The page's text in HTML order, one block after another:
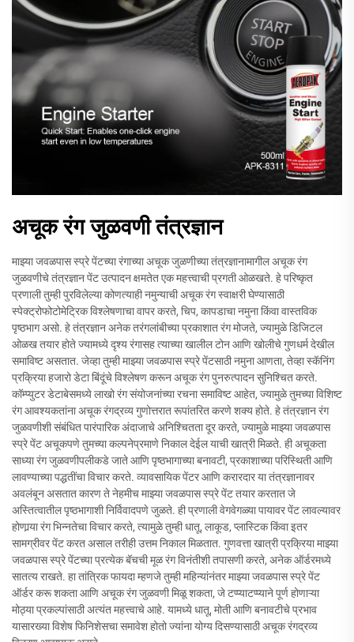
अचूक रंग जुळवणी तंत्रज्ञान
माझ्या जवळपास स्प्रे पेंटच्या रंगाच्या अचूक जुळणीच्या तंत्रज्ञानामागील अचूक रंग
जुळवणीचे तंत्रज्ञान पेंट उत्पादन क्षमतेत एक महत्त्वाची प्रगती ओळखते. हे परिष्कृत
प्रणाली तुम्ही पुरविलेल्या कोणत्याही नमुन्याची अचूक रंग स्वाक्षरी घेण्यासाठी
स्पेक्ट्रोफोटोमेट्रिक विश्लेषणाचा वापर करते, चिप, कापडाचा नमुना किंवा वास्तविक
पृष्ठभाग असो. हे तंत्रज्ञान अनेक तरंगलांबीच्या प्रकाशात रंग मोजते, ज्यामुळे डिजिटल
ओळख तयार होते ज्यामध्ये दृश्य रंगासह त्याच्या खालील टोन आणि खोलीचे गुणधर्म देखील
समाविष्ट असतात. जेव्हा तुम्ही माझ्या जवळपास स्प्रे पेंटसाठी नमुना आणता, तेव्हा स्कॅनिंग
प्रक्रिया हजारो डेटा बिंदूंचे विश्लेषण करून अचूक रंग पुनरुत्पादन सुनिश्चित करते.
कॉम्प्युटर डेटाबेसमध्ये लाखो रंग संयोजनांच्या रचना समाविष्ट आहेत, ज्यामुळे तुमच्या विशिष्ट
रंग आवश्यकतांना अचूक रंगद्रव्य गुणोत्तरात रूपांतरित करणे शक्य होते. हे तंत्रज्ञान रंग
जुळवणीशी संबंधित पारंपारिक अंदाजाचे अनिश्चितता दूर करते, ज्यामुळे माझ्या जवळपास
स्प्रे पेंट अचूकपणे तुमच्या कल्पनेप्रमाणे निकाल देईल याची खात्री मिळते. ही अचूकता
साध्या रंग जुळवणीपलीकडे जाते आणि पृष्ठभागाच्या बनावटी, प्रकाशाच्या परिस्थिती आणि
लावण्याच्या पद्धतींचा विचार करते. व्यावसायिक पेंटर आणि करारदार या तंत्रज्ञानावर
अवलंबून असतात कारण ते नेहमीच माझ्या जवळपास स्प्रे पेंट तयार करतात जे
अस्तित्वातील पृष्ठभागाशी निर्विवादपणे जुळते. ही प्रणाली वेगवेगळ्या पायावर पेंट लावल्यावर
होणार्‍या रंग भिन्नतेचा विचार करते, त्यामुळे तुम्ही धातू, लाकूड, प्लास्टिक किंवा इतर
सामग्रीवर पेंट करत असाल तरीही उत्तम निकाल मिळतात. गुणवत्ता खात्री प्रक्रिया माझ्या
जवळपास स्प्रे पेंटच्या प्रत्येक बॅचची मूळ रंग विनंतीशी तपासणी करते, अनेक ऑर्डरमध्ये
सातत्य राखते. हा तांत्रिक फायदा म्हणजे तुम्ही महिन्यांनंतर माझ्या जवळपास स्प्रे पेंट
ऑर्डर करू शकता आणि अचूक रंग जुळवणी मिळू शकता, जे टप्प्याटप्प्याने पूर्ण होणाऱ्या
मोठ्या प्रकल्पांसाठी अत्यंत महत्त्वाचे आहे. यामध्ये धातू, मोती आणि बनावटीचे प्रभाव
यासारख्या विशेष फिनिशेसचा समावेश होतो ज्यांना योग्य दिसण्यासाठी अचूक रंगद्रव्य